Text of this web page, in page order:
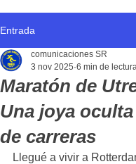
Entrada
Maratón de
Una joya
de carreras
comunicaciones SR
3 nov 2025 6 min de
Llegué a vivir a